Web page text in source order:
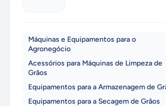
Máquinas e Equipamentos para o
Agronegócio
Acessórios para Máquinas de Limpeza de
Grãos
Equipamentos para a Armazenagem de
Equipamentos para a Secagem de Grãos